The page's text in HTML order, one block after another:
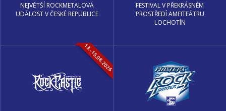
NEJVĚTŠÍ ROCKMETALOVÁ
UDÁLOST V ČESKÉ REPUBLICE
FESTIVAL V PŘEKRÁSNÉM
PROSTŘEDÍ AMFITEÁTRU
LOCHOTÍN
13.-15.08.2026